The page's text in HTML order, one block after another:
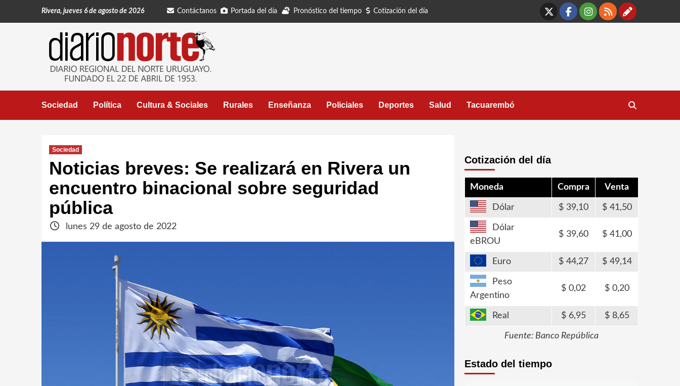
Rivera, jueves 6 de agosto de 2026 Contáctanos Portada del día Pronóstico del tiempo Cotización del día
X Facebook
Instagram
RSS
Sociedad Política Cultura & Sociales Rurales Enseñanza Policiales Deportes Salud Tacuarembó
Sociedad
Noticias breves: Se realizará en Rivera un
encuentro binacional sobre seguridad
pública
lunes 29 de agosto de 2022
Cotización del día
Moneda Compra Venta
Dólar 39,10 41,50
Dólar
eBROU
39,60 41,00
Euro 44,27 49,14
Peso
Argentino
0,02 0,20
Real 6,95 8,65
Fuente: Banco República
Estado del tiempo